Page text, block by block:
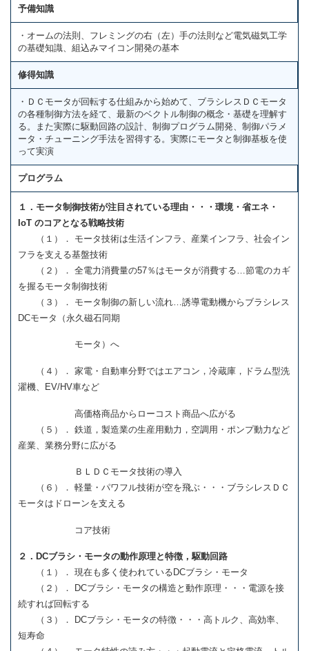
予備知識
・オームの法則、フレミングの右（左）手の法則など電気磁気工学
の基礎知識、組込みマイコン開発の基本
修得知識
・ＤＣモータが回転する仕組みから始めて、ブラシレスＤＣモータ
の各種制御方法を経て、最新のベクトル制御の概念・基礎を理解す
る。また実際に駆動回路の設計、制御プログラム開発、制御パラメ
ータ・チューニング手法を習得する。実際にモータと制御基板を使
って実演
プログラム
１．モータ制御技術が注目されている理由・・・環境・省エネ・
IoT のコアとなる戦略技術
（１）． モータ技術は生活インフラ、産業インフラ、社会イン
フラを支える基盤技術
（２）． 全電力消費量の57％はモータが消費する…節電のカギ
を握るモータ制御技術
（３）． モータ制御の新しい流れ…誘導電動機からブラシレス
DCモータ（永久磁石同期
モータ）へ
（４）． 家電・自動車分野ではエアコン，冷蔵庫，ドラム型洗
濯機、EV/HV車など
高価格商品からローコスト商品へ広がる
（５）． 鉄道，製造業の生産用動力，空調用・ポンプ動力など
産業、業務分野に広がる
ＢＬＤＣモータ技術の導入
（６）． 軽量・パワフル技術が空を飛ぶ・・・ブラシレスＤＣ
モータはドローンを支える
コア技術
２．DCブラシ・モータの動作原理と特徴，駆動回路
（１）． 現在も多く使われているDCブラシ・モータ
（２）． DCブラシ・モータの構造と動作原理・・・電源を接
続すれば回転する
（３）． DCブラシ・モータの特徴・・・高トルク、高効率、
短寿命